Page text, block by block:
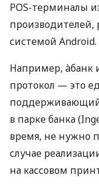
POS-терминалы
системой Android.
Например, àбанк
протокол — это
поддерживающий
в парке банка
время, не нужно
случае
на кассовом